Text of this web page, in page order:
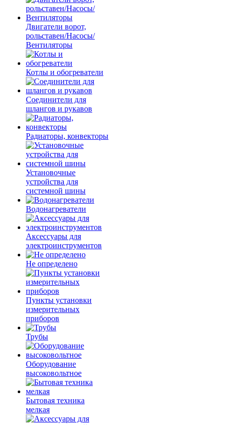
Двигатели ворот,
рольставен/Насосы/
Вентиляторы
Котлы и обогреватели
Соединители для
шлангов и рукавов
Радиаторы, конвекторы
Установочные
устройства для
системной шины
Водонагреватели
Аксессуары для
электроинструментов
Не определено
Пункты установки
измерительных
приборов
Трубы
Оборудование
высоковольтное
Бытовая техника
мелкая